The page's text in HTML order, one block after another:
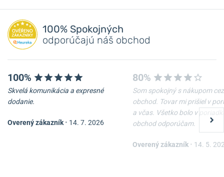
100% Spokojných
odporúčajú náš obchod
100%
Skvelá komunikácia a expresné
dodanie.
Overený zákazník • 14. 7. 2026
80%
Som spokojný s nákupom cez
obchod. Tovar mi prišiel v
a včas. Všetko bolo v
obchod odporúčam.
Overený zákazník • 14. 5.